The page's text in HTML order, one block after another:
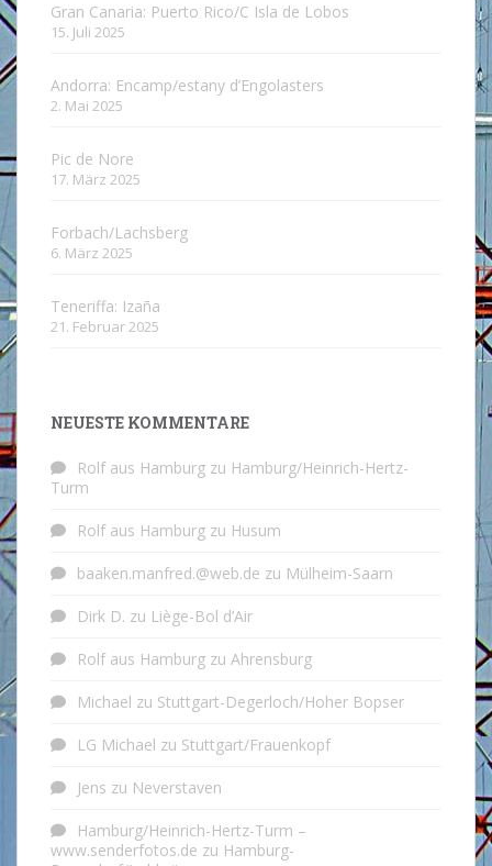
Gran Canaria: Puerto Rico/C Isla de Lobos
15. Juli 2025
Andorra: Encamp/estany d’Engolasters
2. Mai 2025
Pic de Nore
17. März 2025
Forbach/Lachsberg
6. März 2025
Teneriffa: Izaña
21. Februar 2025
NEUESTE KOMMENTARE
Rolf aus Hamburg zu Hamburg/Heinrich-Hertz-
Turm
Rolf aus Hamburg zu Husum
baaken.manfred.@web.de zu Mülheim-Saarn
Dirk D. zu Liège-Bol d’Air
Rolf aus Hamburg zu Ahrensburg
Michael zu Stuttgart-Degerloch/Hoher Bopser
LG Michael zu Stuttgart/Frauenkopf
Jens zu Neverstaven
Hamburg/Heinrich-Hertz-Turm –
www.senderfotos.de zu Hamburg-